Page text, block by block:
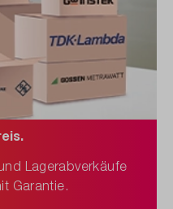
Lagerabverkäufe
Garantie.